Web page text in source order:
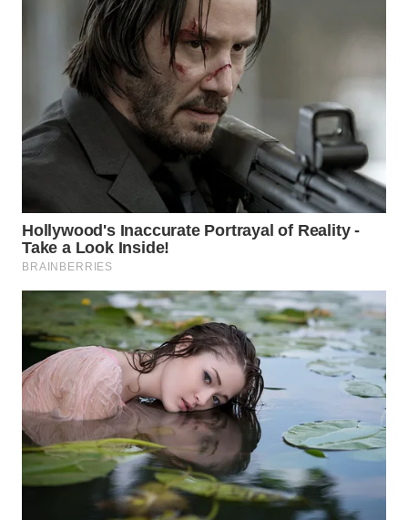
INDRAMAYU
WN
KUNINGAN
WN
MAJALENGKA
WN
SUBANG
SUKABUMI
WN
PURWAKARTA
WN
PRIANGAN
TIMUR